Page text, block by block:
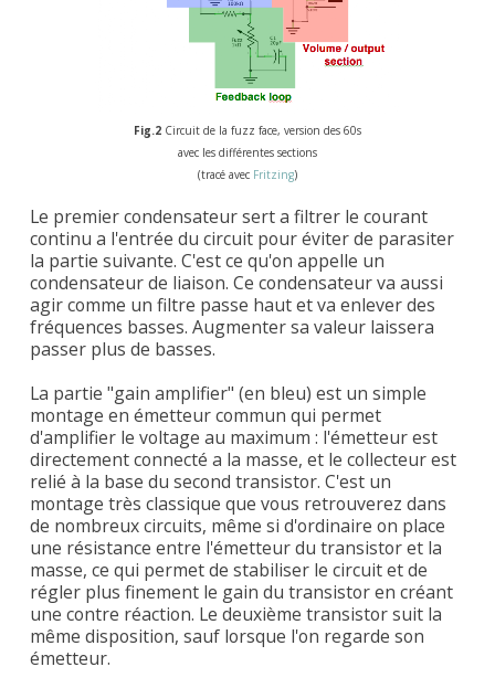
Fig.2 Circuit de la fuzz face, version des 60s
avec les différentes sections
(tracé avec Fritzing)
Le premier condensateur sert a filtrer le courant
continu a l'entrée du circuit pour éviter de parasiter
la partie suivante. C'est ce qu'on appelle un
condensateur de liaison. Ce condensateur va aussi
agir comme un filtre passe haut et va enlever des
fréquences basses. Augmenter sa valeur laissera
passer plus de basses.
La partie "gain amplifier" (en bleu) est un simple
montage en émetteur commun qui permet
d'amplifier le voltage au maximum : l'émetteur est
directement connecté a la masse, et le collecteur est
relié à la base du second transistor. C'est un
montage très classique que vous retrouverez dans
de nombreux circuits, même si d'ordinaire on place
une résistance entre l'émetteur du transistor et la
masse, ce qui permet de stabiliser le circuit et de
régler plus finement le gain du transistor en créant
une contre réaction. Le deuxième transistor suit la
même disposition, sauf lorsque l'on regarde son
émetteur.